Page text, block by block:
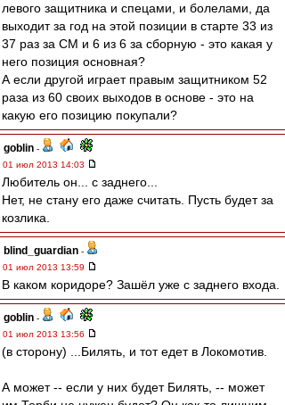
левого защитника и спецами, и болелами, да
выходит за год на этой позиции в старте 33 из
37 раз за СМ и 6 из 6 за сборную - это какая у
него позиция основная?
А если другой играет правым защитником 52
раза из 60 своих выходов в основе - это на
какую его позицию покупали?
goblin -
01 июл 2013 14:03
Любитель он... с заднего...
Нет, не стану его даже считать. Пусть будет за
козлика.
blind_guardian -
01 июл 2013 13:59
В каком коридоре? Зашёл уже с заднего входа.
goblin -
01 июл 2013 13:56
(в сторону) ...Билять, и тот едет в Локомотив.
А может -- если у них будет Билять, -- может